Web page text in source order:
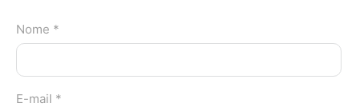
Nome *
E-mail *